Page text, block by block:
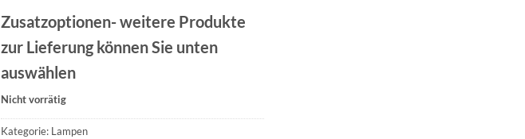
Zusatzoptionen- weitere Produkte
zur Lieferung können Sie unten
auswählen
Nicht vorrätig
Kategorie: Lampen